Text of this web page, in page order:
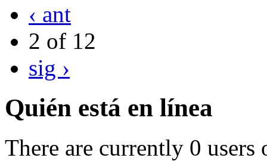
‹ ant
2 of 12
sig ›
Quién está en línea
There are currently 0 users